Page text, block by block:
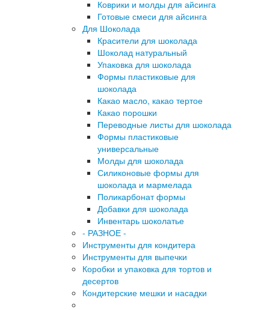
Коврики и молды для айсинга
Готовые смеси для айсинга
Для Шоколада
Красители для шоколада
Шоколад натуральный
Упаковка для шоколада
Формы пластиковые для
шоколада
Какао масло, какао тертое
Какао порошки
Переводные листы для шоколада
Формы пластиковые
универсальные
Молды для шоколада
Силиконовые формы для
шоколада и мармелада
Поликарбонат формы
Добавки для шоколада
Инвентарь шоколатье
- РАЗНОЕ -
Инструменты для кондитера
Инструменты для выпечки
Коробки и упаковка для тортов и
десертов
Кондитерские мешки и насадки